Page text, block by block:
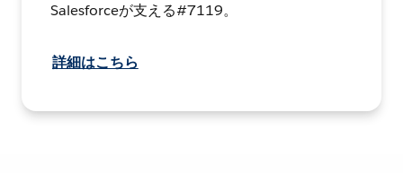
Salesforceが支える#7119。
詳細はこちら